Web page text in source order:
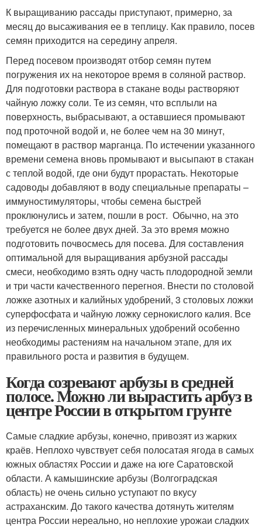
К выращиванию рассады приступают, примерно, за
месяц до высаживания ее в теплицу. Как правило, посев
семян приходится на середину апреля.
Перед посевом производят отбор семян путем
погружения их на некоторое время в соляной раствор.
Для подготовки раствора в стакане воды растворяют
чайную ложку соли. Те из семян, что всплыли на
поверхность, выбрасывают, а оставшиеся промывают
под проточной водой и, не более чем на 30 минут,
помещают в раствор марганца. По истечении указанного
времени семена вновь промывают и высыпают в стакан
с теплой водой, где они будут прорастать. Некоторые
садоводы добавляют в воду специальные препараты –
иммуностимуляторы, чтобы семена быстрей
проклюнулись и затем, пошли в рост. Обычно, на это
требуется не более двух дней. За это время можно
подготовить почвосмесь для посева. Для составления
оптимальной для выращивания арбузной рассады
смеси, необходимо взять одну часть плодородной земли
и три части качественного перегноя. Внести по столовой
ложке азотных и калийных удобрений, 3 столовых ложки
суперфосфата и чайную ложку сернокислого калия. Все
из перечисленных минеральных удобрений особенно
необходимы растениям на начальном этапе, для их
правильного роста и развития в будущем.
Когда созревают арбузы в средней
полосе. Можно ли вырастить арбуз в
центре России в открытом грунте
Самые сладкие арбузы, конечно, привозят из жарких
краёв. Неплохо чувствует себя полосатая ягода в самых
южных областях России и даже на юге Саратовской
области. А камышинские арбузы (Волгоградская
область) не очень сильно уступают по вкусу
астраханским. До такого качества дотянуть жителям
центра России нереально, но неплохие урожаи сладких